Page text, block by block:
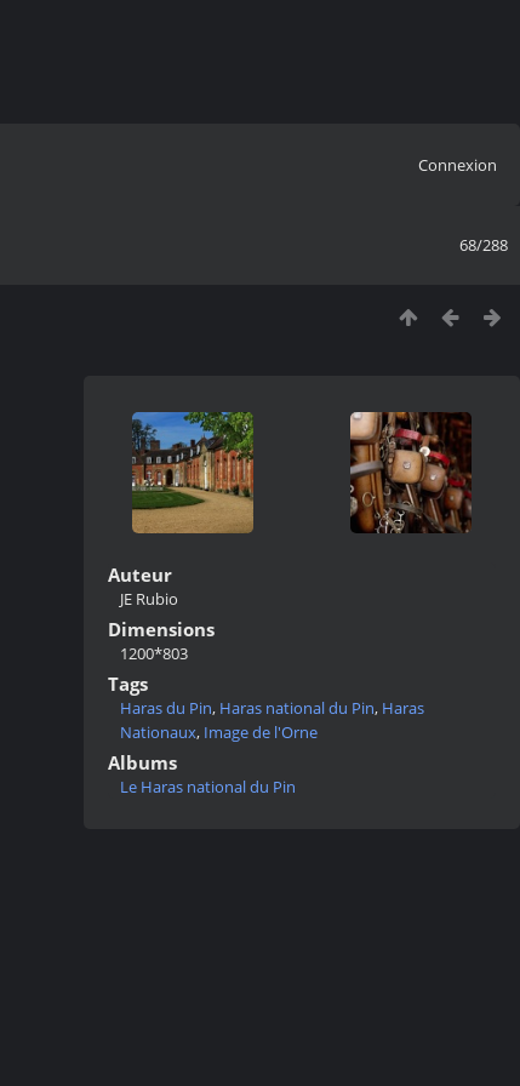
Connexion
68/288
Auteur
JE Rubio
Dimensions
1200*803
Tags
Haras du Pin, Haras national du Pin, Haras
Nationaux, Image de l'Orne
Albums
Le Haras national du Pin